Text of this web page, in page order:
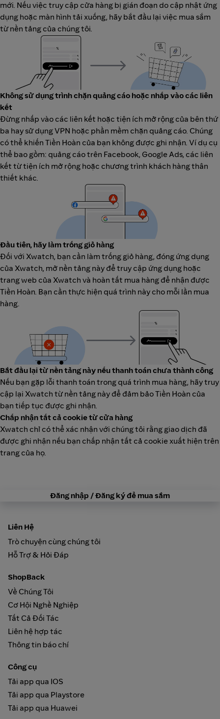
mới. Nếu việc truy cập cửa hàng bị gián đoạn do cập nhật ứng
dụng hoặc màn hình tải xuống, hãy bắt đầu lại việc mua sắm
từ nền tảng của chúng tôi.
Không sử dụng trình chặn quảng cáo hoặc nhấp vào các liên
kết
Đừng nhấp vào các liên kết hoặc tiện ích mở rộng của bên thứ
ba hay sử dụng VPN hoặc phần mềm chặn quảng cáo. Chúng
có thể khiến Tiền Hoàn của bạn không được ghi nhận. Ví dụ cụ
thể bao gồm: quảng cáo trên Facebook, Google Ads, các liên
kết từ tiện ích mở rộng hoặc chương trình khách hàng thân
thiết khác.
Đầu tiên, hãy làm trống giỏ hàng
Đối với Xwatch, bạn cần làm trống giỏ hàng, đóng ứng dụng
của Xwatch, mở nền tảng này để truy cập ứng dụng hoặc
trang web của Xwatch và hoàn tất mua hàng để nhận được
Tiền Hoàn. Bạn cần thực hiện quá trình này cho mỗi lần mua
hàng.
Bắt đầu lại từ nền tảng này nếu thanh toán chưa thành công
Nếu bạn gặp lỗi thanh toán trong quá trình mua hàng, hãy truy
cập lại Xwatch từ nền tảng này để đảm bảo Tiền Hoàn của
bạn tiếp tục được ghi nhận.
Chấp nhận tất cả cookie từ cửa hàng
Xwatch chỉ có thể xác nhận với chúng tôi rằng giao dịch đã
được ghi nhận nếu bạn chấp nhận tất cả cookie xuất hiện trên
trang của họ.
Đăng nhập / Đăng ký để mua sắm
Liên Hệ
Trò chuyện cùng chúng tôi
Hỗ Trợ & Hỏi Đáp
ShopBack
Về Chúng Tôi
Cơ Hội Nghề Nghiệp
Tất Cả Đối Tác
Liên hệ hợp tác
Thông tin báo chí
Công cụ
Tải app qua IOS
Tải app qua Playstore
Tải app qua Huawei